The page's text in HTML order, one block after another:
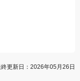
更新日： 2026年05月26日